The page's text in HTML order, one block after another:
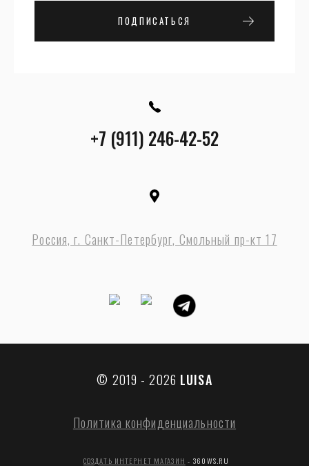
ПОДПИСАТЬСЯ
+7 (911) 246-42-52
Россия, г. Санкт-Петербург, Смольный пр-кт 17
© 2019 - 2026 LUISA
Политика конфиденциальности
СОЗДАТЬ ИНТЕРНЕТ МАГАЗИН - 360WS.RU